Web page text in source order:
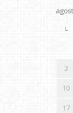
L
3
10
17